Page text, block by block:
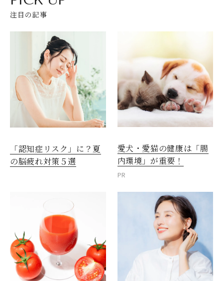
注目の記事
「認知症リスク」に？夏
の脳疲れ対策５選
愛犬・愛猫の健康は「腸
内環境」が重要！
PR